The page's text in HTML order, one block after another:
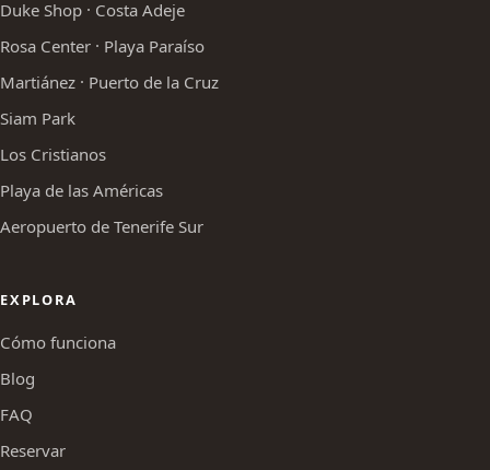
Duke Shop · Costa Adeje
Rosa Center · Playa Paraíso
Martiánez · Puerto de la Cruz
Siam Park
Los Cristianos
Playa de las Américas
Aeropuerto de Tenerife Sur
EXPLORA
Cómo funciona
Blog
FAQ
Reservar